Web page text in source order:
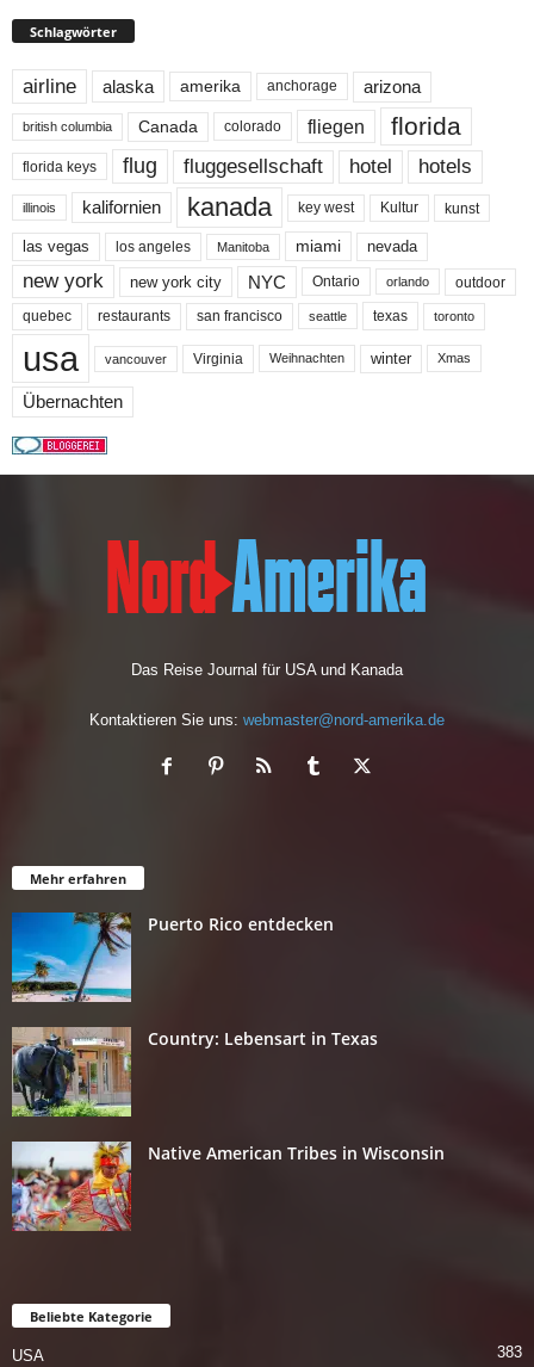
Schlagwörter
airline alaska amerika anchorage arizona
british columbia Canada colorado fliegen florida
florida keys flug fluggesellschaft hotel hotels
illinois kalifornien kanada key west Kultur kunst
las vegas los angeles Manitoba miami nevada
new york new york city NYC Ontario orlando outdoor
quebec restaurants san francisco seattle texas toronto
usa vancouver Virginia Weihnachten winter Xmas
Übernachten
Das Reise Journal für USA und Kanada
Kontaktieren Sie uns: webmaster@nord-amerika.de
Mehr erfahren
Puerto Rico entdecken
Country: Lebensart in Texas
Native American Tribes in Wisconsin
Beliebte Kategorie
USA 383